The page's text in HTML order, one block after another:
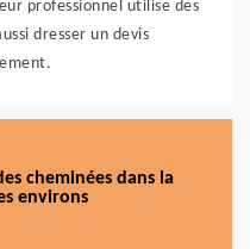
professionnel utilise des
dresser un devis
cheminées dans la
environs